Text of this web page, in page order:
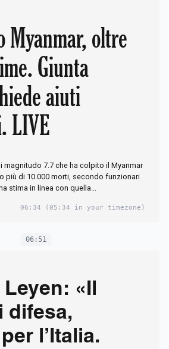
Myanmar, oltre
Giunta
aiuti
LIVE
magnitudo 7.7 che ha colpito il Myanmar
più di 10.000 morti, secondo funzionari
stima in linea con quella...
06:34 (05:34 in your timezone)
06:51
Leyen: «Il
difesa,
l’Italia.